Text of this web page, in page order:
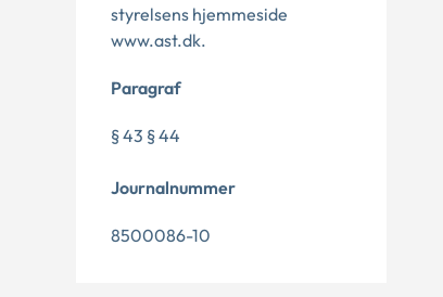
styrelsens hjemmeside
www.ast.dk.
Paragraf
§ 43 § 44
Journalnummer
8500086-10